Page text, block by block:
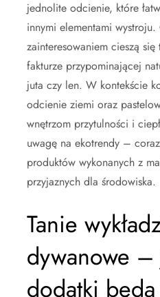
jednolite odcienie, które
innymi elementami
zainteresowaniem cieszą się
fakturze przypominającej
juta czy len. W kontekście
odcienie ziemi oraz
wnętrzom przytulności i
uwagę na ekotrendy –
produktów wykonanych z
przyjaznych dla środowiska.
Tanie
dywanowe
dodatki